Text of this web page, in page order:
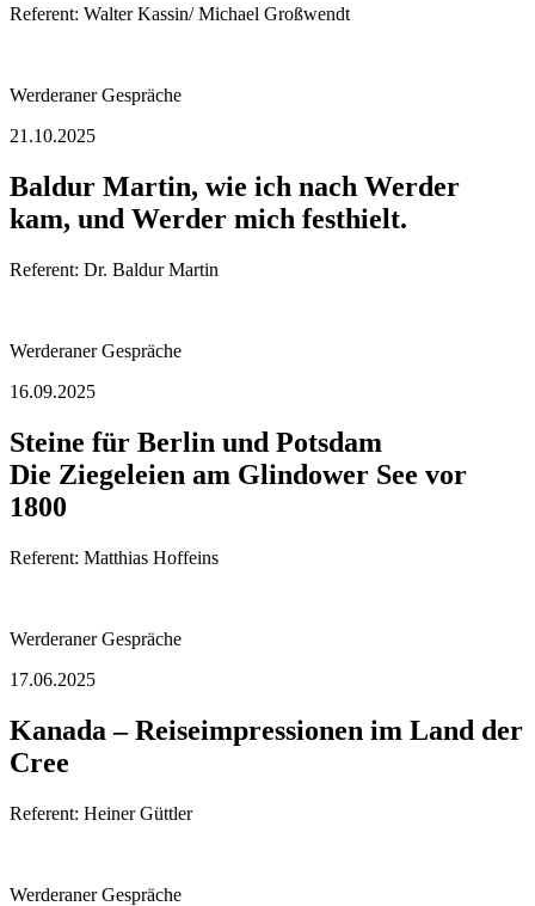
Referent: Walter Kassin/ Michael Großwendt
Werderaner Gespräche
21.10.2025
Baldur Martin, wie ich nach Werder
kam, und Werder mich festhielt.
Referent: Dr. Baldur Martin
Werderaner Gespräche
16.09.2025
Steine für Berlin und Potsdam
Die Ziegeleien am Glindower See vor
1800
Referent: Matthias Hoffeins
Werderaner Gespräche
17.06.2025
Kanada – Reiseimpressionen im Land der
Cree
Referent: Heiner Güttler
Werderaner Gespräche